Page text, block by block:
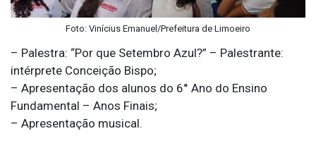
Foto: Vinícius Emanuel/Prefeitura de Limoeiro
– Palestra: “Por que Setembro Azul?” – Palestrante:
intérprete Conceição Bispo;
– Apresentação dos alunos do 6° Ano do Ensino
Fundamental – Anos Finais;
– Apresentação musical.